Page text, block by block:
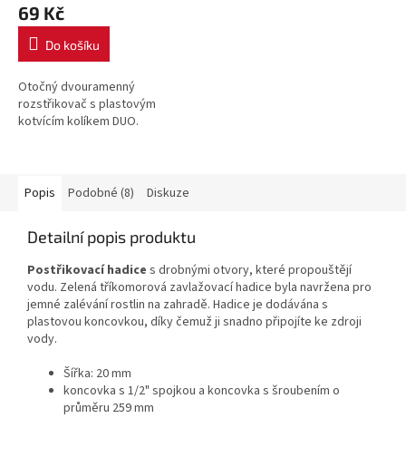
69 Kč
Do košíku
Otočný dvouramenný
rozstřikovač s plastovým
kotvícím kolíkem DUO.
Popis Podobné (8) Diskuze
Detailní popis produktu
Postřikovací hadice s drobnými otvory, které propouštějí
vodu. Zelená tříkomorová zavlažovací hadice byla navržena pro
jemné zalévání rostlin na zahradě. Hadice je dodávána s
plastovou koncovkou, díky čemuž ji snadno připojíte ke zdroji
vody.
Šířka: 20 mm
koncovka s 1/2" spojkou a koncovka s šroubením o
průměru 259 mm